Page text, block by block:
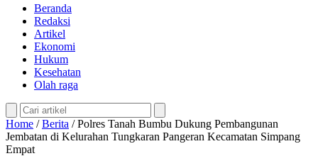
Beranda
Redaksi
Artikel
Ekonomi
Hukum
Kesehatan
Olah raga
Home /Berita /Polres Tanah Bumbu Dukung Pembangunan
Jembatan di Kelurahan Tungkaran Pangeran Kecamatan Simpang
Empat